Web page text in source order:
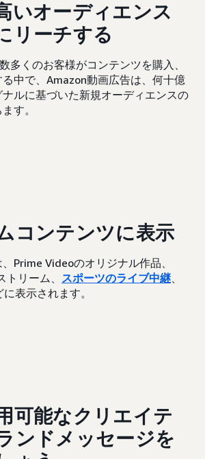
いオーディエンス
リーチする
多くのお客様がコンテンツを購入、
中で、Amazon動画広告は、何十億
ルに基づいた新規オーディエンスの
す。
コンテンツに表示
Prime Videoのオリジナル作品、
トリーム、 スポーツのライブ中継、
に表示されます。
可能なクリエイテ
ンドメッセージを